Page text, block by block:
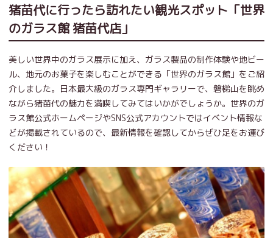
猪苗代に行ったら訪れたい観光スポット「世界
のガラス館 猪苗代店」
美しい世界中のガラス展示に加え、ガラス製品の制作体験や地ビー
ル、地元のお菓子を楽しむことができる「世界のガラス館」をご紹
介しました。日本最大級のガラス専門ギャラリーで、磐梯山を眺め
ながら猪苗代の魅力を満喫してみてはいかがでしょうか。世界のガ
ラス館公式ホームページやSNS公式アカウントではイベント情報な
どが掲載されているので、最新情報を確認してからぜひ足をお運び
ください！